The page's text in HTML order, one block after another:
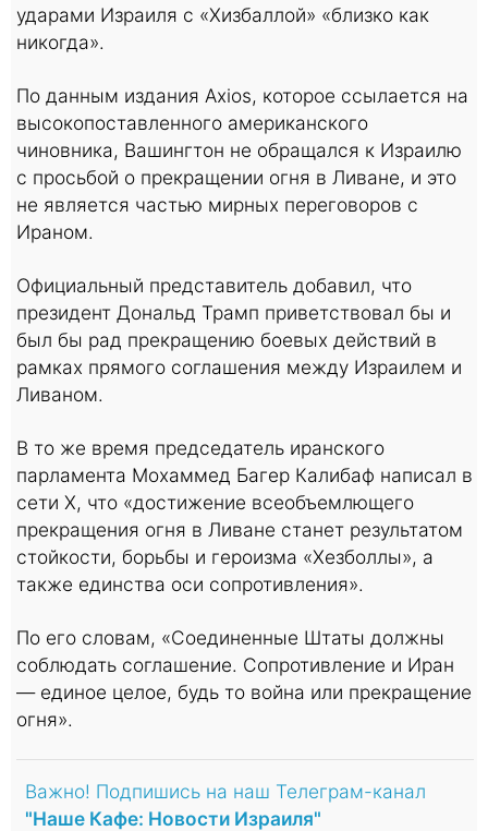
ударами Израиля с «Хизбаллой» «близко как
никогда».
По данным издания Axios, которое ссылается на
высокопоставленного американского
чиновника, Вашингтон не обращался к Израилю
с просьбой о прекращении огня в Ливане, и это
не является частью мирных переговоров с
Ираном.
Официальный представитель добавил, что
президент Дональд Трамп приветствовал бы и
был бы рад прекращению боевых действий в
рамках прямого соглашения между Израилем и
Ливаном.
В то же время председатель иранского
парламента Мохаммед Багер Калибаф написал в
сети X, что «достижение всеобъемлющего
прекращения огня в Ливане станет результатом
стойкости, борьбы и героизма «Хезболлы», а
также единства оси сопротивления».
По его словам, «Соединенные Штаты должны
соблюдать соглашение. Сопротивление и Иран
— единое целое, будь то война или прекращение
огня».
Важно! Подпишись на наш Телеграм-канал
"Наше Кафе: Новости Израиля"